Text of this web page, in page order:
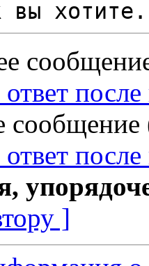
]